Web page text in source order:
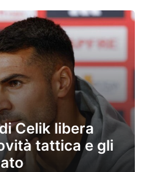
Celik libera
tattica e gli